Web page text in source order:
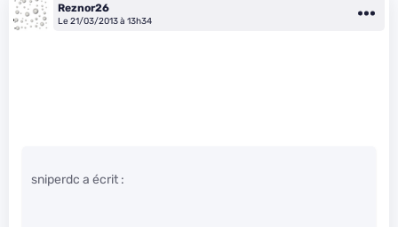
Reznor26
Le 21/03/2013 à 13h34
sniperdc a écrit :